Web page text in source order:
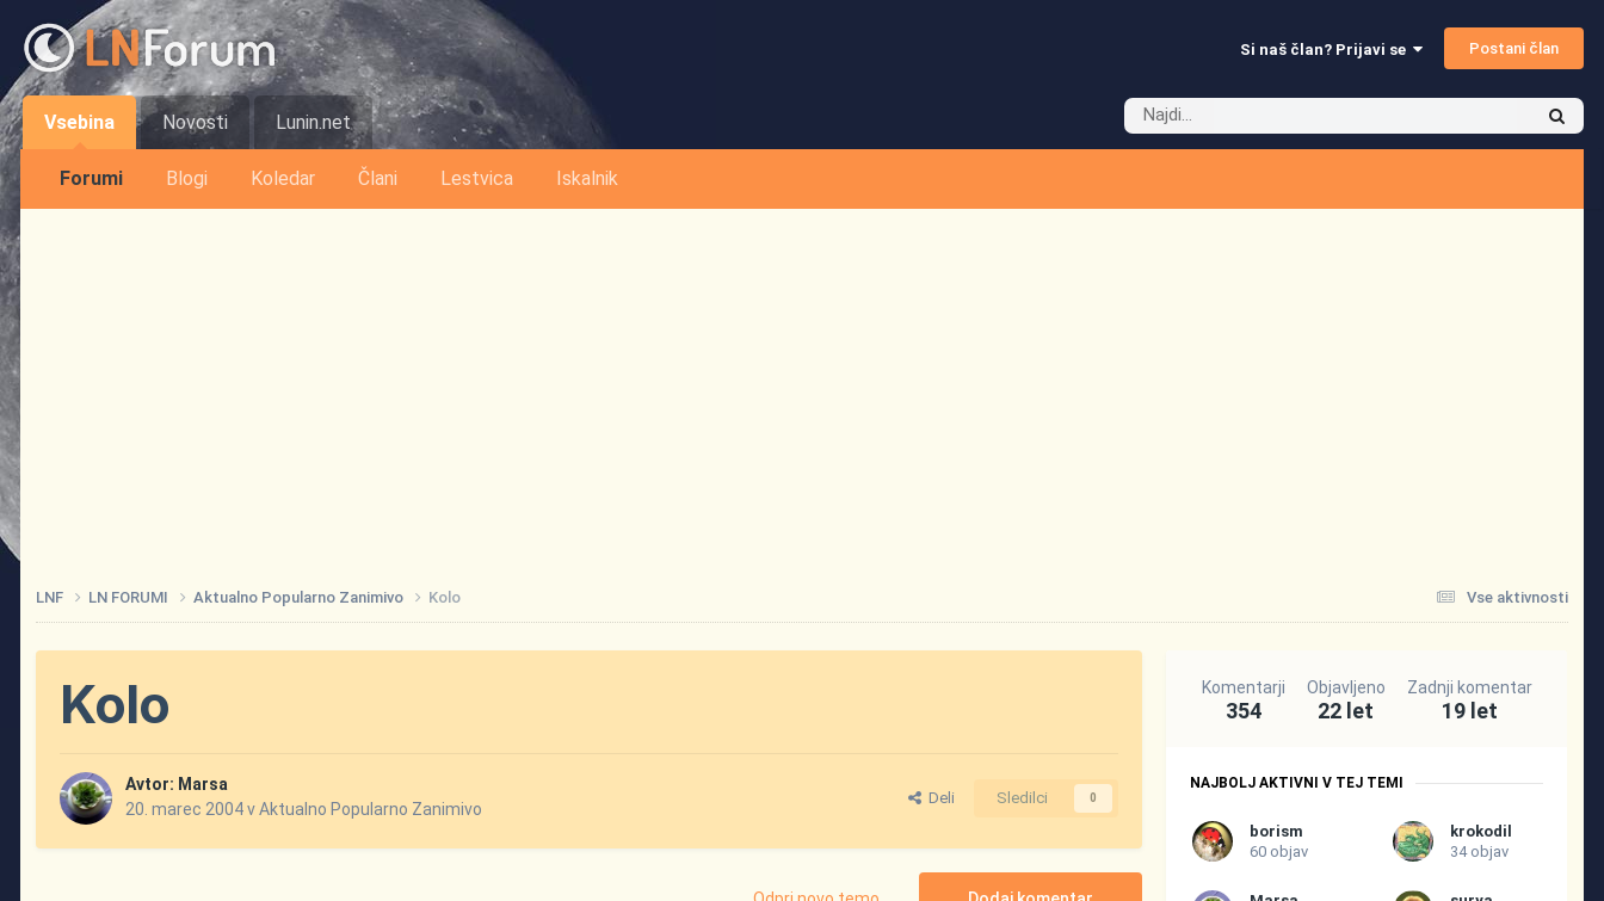
Si naš član? Prijavi se Postani član
Vsebina
Forumi Blogi Koledar Člani Lestvica Iskalnik
Novosti Lunin.net
Vse aktivnosti
LNF LN FORUMI Aktualno Popularno Zanimivo Kolo
Kolo
Avtor: Marsa
20. marec 2004vAktualno Popularno Zanimivo
Deli Sledilci 0
Komentarji
354
Objavljeno
22 let
Zadnji komentar
19 let
NAJBOLJ AKTIVNI V TEJ TEMI
borism
60 objav
krokodil
34 objav